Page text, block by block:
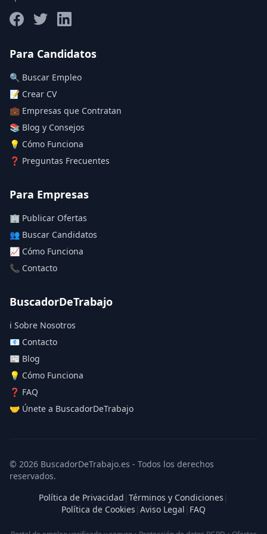
Deja vacío para "sin límite"
Aplicar filtros
Para Candidatos
🔍 Buscar Empleo
📝 Crear CV
💼 Empresas que Contratan
📚 Blog y Consejos
💡 Cómo Funciona
❓ Preguntas Frecuentes
Para Empresas
🏢 Publicar Ofertas
👥 Buscar Candidatos
📈 Cómo Funciona
📞 Contacto
BuscadorDeTrabajo
ℹ️ Sobre Nosotros
📧 Contacto
📰 Blog
💡 Cómo Funciona
❓ FAQ
🤝 Únete a BuscadorDeTrabajo
© 2026 BuscadorDeTrabajo.es - Todos los derechos
reservados.
Política de Privacidad | Términos y Condiciones |
Política de Cookies | Aviso Legal | FAQ